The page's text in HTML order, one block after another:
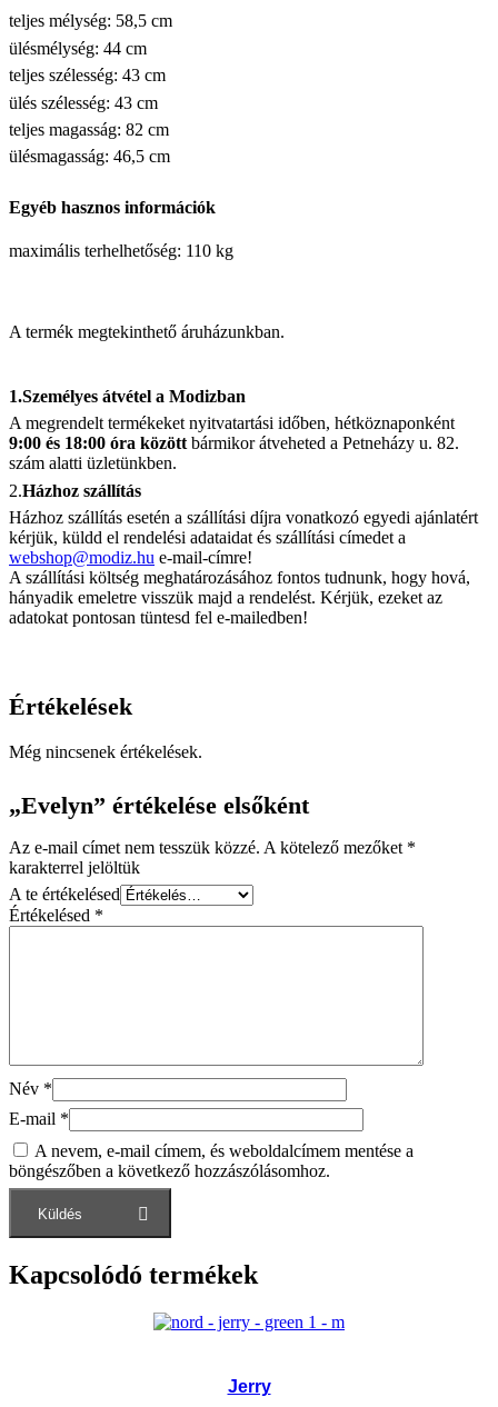
teljes mélység: 58,5 cm
ülésmélység: 44 cm
teljes szélesség: 43 cm
ülés szélesség: 43 cm
teljes magasság: 82 cm
ülésmagasság: 46,5 cm
Egyéb hasznos információk
maximális terhelhetőség: 110 kg
A termék megtekinthető áruházunkban.
1.Személyes átvétel a Modizban
A megrendelt termékeket nyitvatartási időben, hétköznaponként
9:00 és 18:00 óra között bármikor átveheted a Petneházy u. 82.
szám alatti üzletünkben.
2.Házhoz szállítás
Házhoz szállítás esetén a szállítási díjra vonatkozó egyedi ajánlatért
kérjük, küldd el rendelési adataidat és szállítási címedet a
webshop@modiz.hu e-mail-címre!
A szállítási költség meghatározásához fontos tudnunk, hogy hová,
hányadik emeletre visszük majd a rendelést. Kérjük, ezeket az
adatokat pontosan tüntesd fel e-mailedben!
Értékelések
Még nincsenek értékelések.
„Evelyn” értékelése elsőként
Az e-mail címet nem tesszük közzé. A kötelező mezőket *
karakterrel jelöltük
A te értékelésed
Értékelésed *
Név *
E-mail *
A nevem, e-mail címem, és weboldalcímem mentése a
böngészőben a következő hozzászólásomhoz.
Kapcsolódó termékek
Jerry